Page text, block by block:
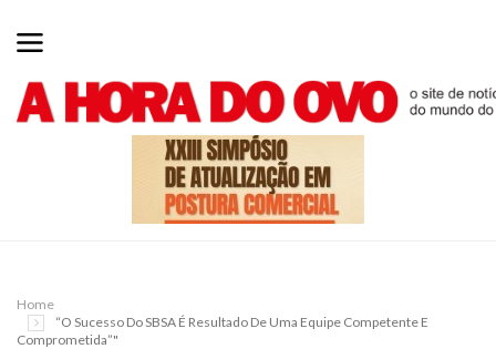
Home
“O Sucesso Do SBSA É Resultado De Uma Equipe Competente E
Comprometida”"